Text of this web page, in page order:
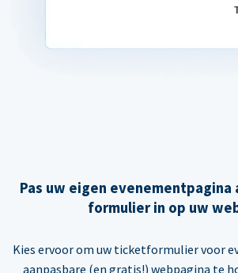
Pas uw eigen
formulier in op uw
Kies ervoor om uw ticketformulier voor
aanpasbare (en gratis!) webpagina te